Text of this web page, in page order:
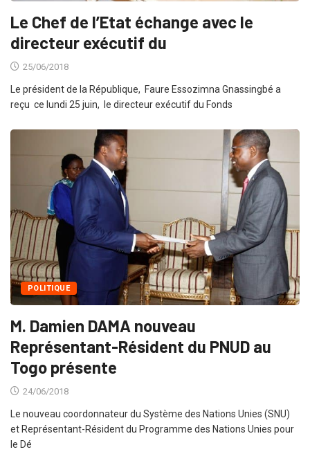
Le Chef de l’Etat échange avec le
directeur exécutif du
25/06/2018
Le président de la République, Faure Essozimna Gnassingbé a
reçu ce lundi 25 juin, le directeur exécutif du Fonds
POLITIQUE
M. Damien DAMA nouveau
Représentant-Résident du PNUD au
Togo présente
24/06/2018
Le nouveau coordonnateur du Système des Nations Unies (SNU)
et Représentant-Résident du Programme des Nations Unies pour
le Dé